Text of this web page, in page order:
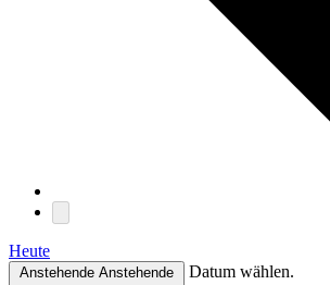
Heute
Anstehende Anstehende Datum wählen.